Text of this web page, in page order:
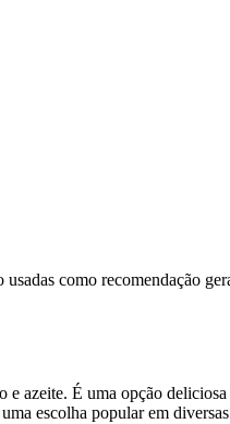
como recomendação
azeite. É uma opção
escolha popular em